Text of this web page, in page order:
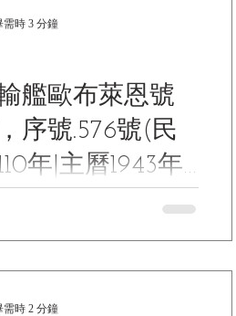
For Model CA-1 Clarkair
年，TM5-3020，美國陸軍，
型油壓59吋推土鏟(2)
Collections | 黑水博物館
稱： 美國陸軍戰爭部
1270 技術手冊合訂本：CA-1
空運履帶曳引機暨BABX型液
艦歐布萊恩號
序號.576號(民
年|主曆1943年
SHIP MEMORIAL SS
號.576號(民國32年至110年|
需時 3 分鐘
需時 2 分鐘